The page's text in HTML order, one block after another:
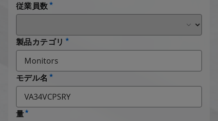
従業員数
製品カテゴリ
モデル名
量